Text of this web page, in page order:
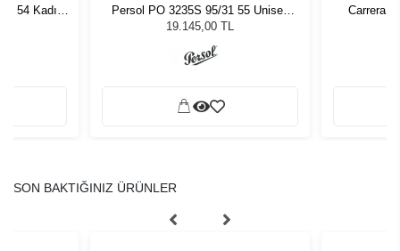
- 54 Kadın
Persol PO 3235S 95/31 55 Unisex
Güneş Gözlüğü
19.145,00 TL
Carrera
SON BAKTIĞINIZ ÜRÜNLER